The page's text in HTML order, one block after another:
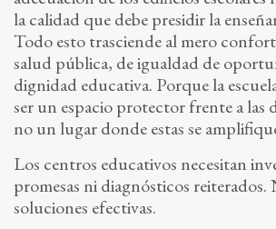
la calidad que debe presidir la
Todo esto trasciende al mero
salud pública, de igualdad de
dignidad educativa. Porque la
ser un espacio protector frente a las
no un lugar donde estas se
Los centros educativos necesitan
promesas ni diagnósticos reiterados.
soluciones efectivas.